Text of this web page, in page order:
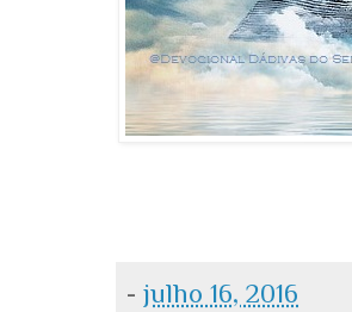
-julho 16, 2016